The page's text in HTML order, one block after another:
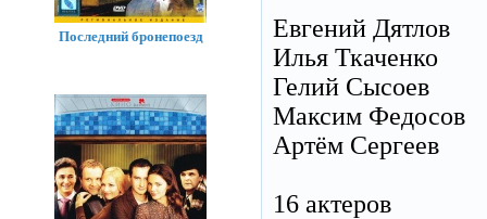
Евгений Дятлов
Илья Ткаченко
Гелий Сысоев
Максим Федосов
Артём Сергеев
16 актеров
Последний бронепоезд